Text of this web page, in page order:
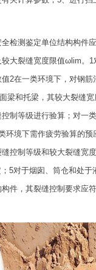
检测鉴定单位结构构件
大裂缝宽度限值ωlim。
2在一类环境下，对钢
梁和托梁，其较大裂缝
制等级进行验算；对一
环境下需作疲劳验算的
控制等级和较大裂缝宽
5对于烟囱、筒仓和处
件，其裂缝控制要求应